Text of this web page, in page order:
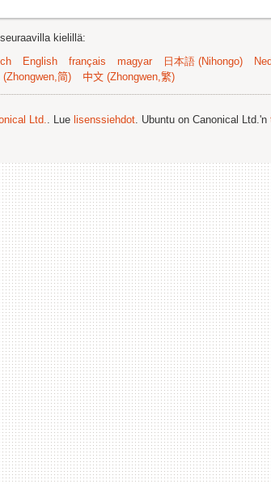
kielillä:
English français magyar 日本語 (Nihongo)
(Zhongwen,简) 中文 (Zhongwen,繁)
Ltd.. Lue lisenssiehdot. Ubuntu on Canonical Ltd.'n